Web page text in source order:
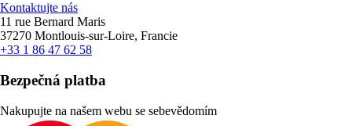
Kontaktujte nás
11 rue Bernard Maris
37270 Montlouis-sur-Loire, Francie
+33 1 86 47 62 58
Bezpečná platba
Nakupujte na našem webu se sebevědomím